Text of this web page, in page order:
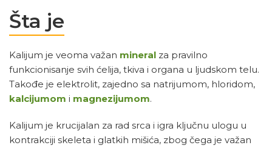
Šta je
Kalijum je veoma važan mineral za pravilno
funkcionisanje svih ćelija, tkiva i organa u ljudskom telu.
Takođe je elektrolit, zajedno sa natrijumom, hloridom,
kalcijumom i magnezijumom.
Kalijum je krucijalan za rad srca i igra ključnu ulogu u
kontrakciji skeleta i glatkih mišića, zbog čega je važan